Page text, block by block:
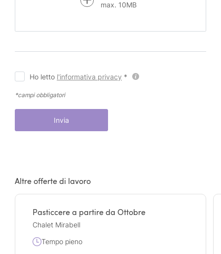
max. 10MB
Ho letto l'informativa privacy *
*campi obbligatori
Invia
Altre offerte di lavoro
Pasticcere a partire da Ottobre
Chalet Mirabell
Tempo pieno